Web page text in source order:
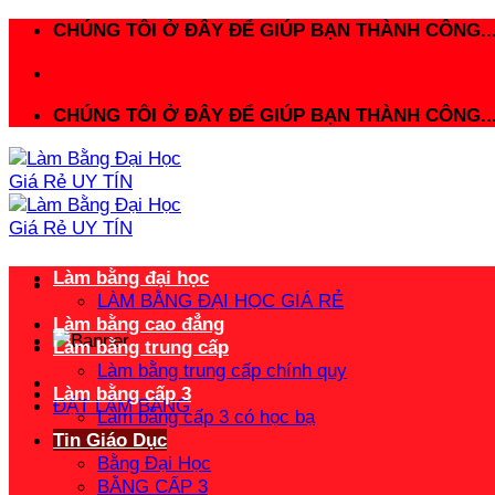
CHÚNG TÔI Ở ĐÂY ĐỂ GIÚP BẠN THÀNH
CHÚNG TÔI Ở ĐÂY ĐỂ GIÚP BẠN THÀNH
ĐẶT LÀM BẰNG
Làm bằng đại học
LÀM BẰNG ĐẠI HỌC GIÁ RẺ
Làm bằng cao đẳng
Làm bằng trung cấp
Làm bằng trung cấp chính quy
Làm bằng cấp 3
Làm bằng cấp 3 có học bạ
Tin Giáo Dục
Bằng Đại Học
BẰNG CẤP 3